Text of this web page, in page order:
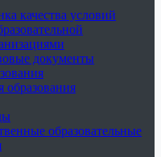
качества условий
документы
образования
образовательные